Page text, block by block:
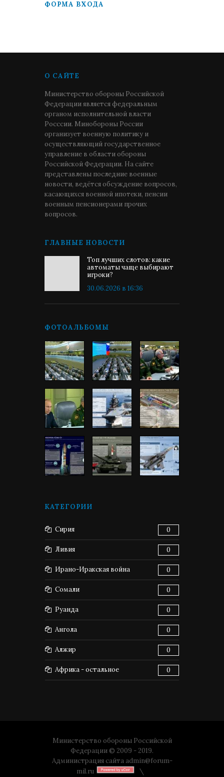
ФОРМА ВХОДА
О САЙТЕ
Министерство обороны Российской
Федерации является федеральным
органом исполнительной власти
Росссии. Минобороны России
организует военную политику и
осуществляющий государственное
управление в области обороны
Российской Федерации. На сайте
представлены последние военные
новости, ведётся обсуждение вопросов,
касающихся военной ипотеки, пенсии
военным пенсионерами прочих
вопросов.
ГЛАВНЫЕ НОВОСТИ
Топ лучших слотов: какие
автоматы чаще выбирают
игроки?
30.06.2026 в 16:36
ФОТОАЛЬБОМЫ
КАТЕГОРИИ
Сирия 0
Ливия 0
Ирано-Иракская война 0
Сомали 0
Руанда 0
Ангола 0
Алжир 0
Африка - остальное 0
Министерство обороны Российской
Федерации © 2009 - 2019.
Администрация сайта admin@forum-
mil.ru